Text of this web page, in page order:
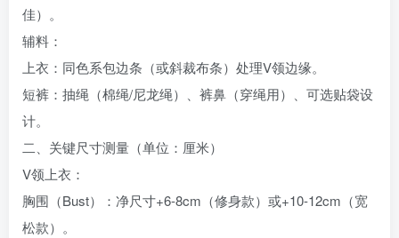
佳）。
辅料‌：
上衣：同色系包边条（或斜裁布条）处理V领边缘。
短裤：抽绳（棉绳/尼龙绳）、裤鼻（穿绳用）、可选贴袋设
计。
二、关键尺寸测量（单位：厘米）‌
V领上衣‌：
胸围（Bust）：净尺寸+6-8cm（修身款）或+10-12cm（宽
松款）。